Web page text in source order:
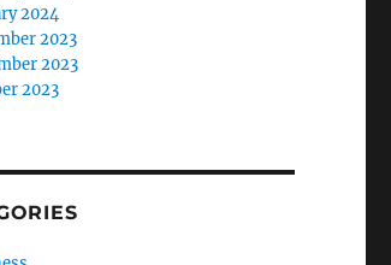
2024
2023
2023
2023